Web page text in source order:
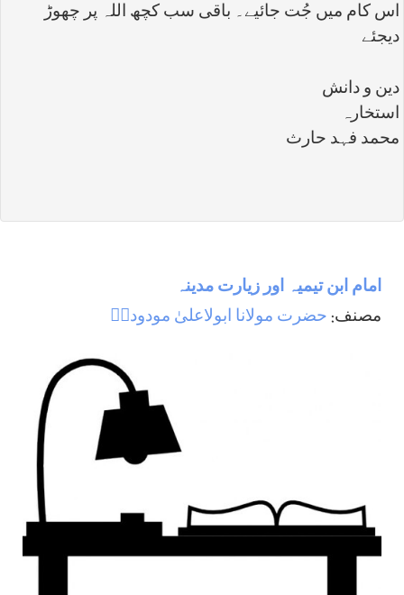
اس کام میں جُت جائیے۔ باقی سب کچھ اللہ پر چھوڑ
دیجئے
دین و دانش
استخارہ
محمد فہد حارث
امام ابن تيميہ اور زيارت مدينہ
مصنف: حضرت مولانا ابولاعلیٰ مودودیؒ